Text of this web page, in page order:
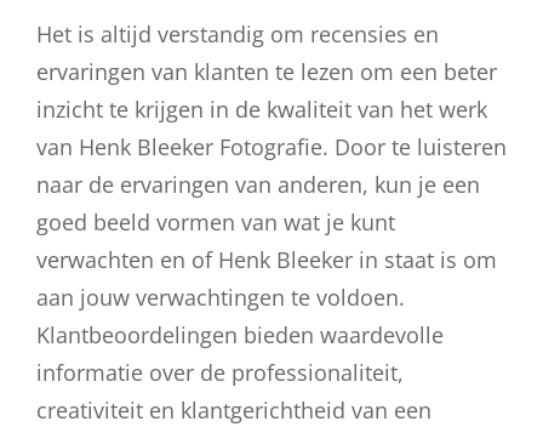
Het is altijd verstandig om recensies en
ervaringen van klanten te lezen om een beter
inzicht te krijgen in de kwaliteit van het werk
van Henk Bleeker Fotografie. Door te luisteren
naar de ervaringen van anderen, kun je een
goed beeld vormen van wat je kunt
verwachten en of Henk Bleeker in staat is om
aan jouw verwachtingen te voldoen.
Klantbeoordelingen bieden waardevolle
informatie over de professionaliteit,
creativiteit en klantgerichtheid van een